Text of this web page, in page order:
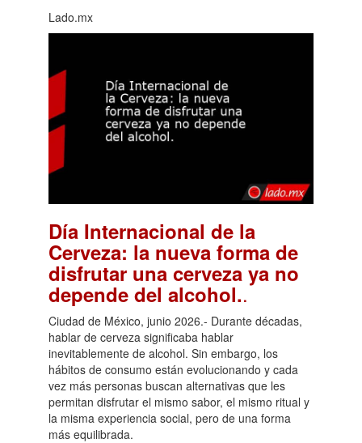
Lado.mx
Día Internacional de la
Cerveza: la nueva forma de
disfrutar una cerveza ya no
depende del alcohol..
Ciudad de México, junio 2026.- Durante décadas,
hablar de cerveza significaba hablar
inevitablemente de alcohol. Sin embargo, los
hábitos de consumo están evolucionando y cada
vez más personas buscan alternativas que les
permitan disfrutar el mismo sabor, el mismo ritual y
la misma experiencia social, pero de una forma
más equilibrada.